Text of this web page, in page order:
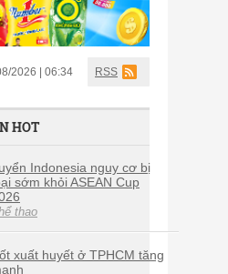
2026 | 06:34 RSS
HOT
Indonesia nguy cơ bị
sớm khỏi ASEAN Cup
thao
xuất huyết ở TPHCM tăng